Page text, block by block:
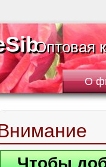
Оптовая
Оптовая
О
Чтобы